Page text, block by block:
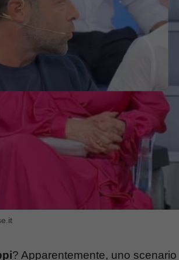
? Apparentemente, uno scenario